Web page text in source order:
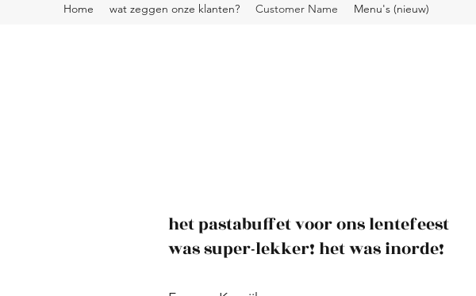
Home wat zeggen onze klanten? Customer Name Menu's (nieuw)
het pastabuffet voor ons lentefeest
was super-lekker! het was inorde!